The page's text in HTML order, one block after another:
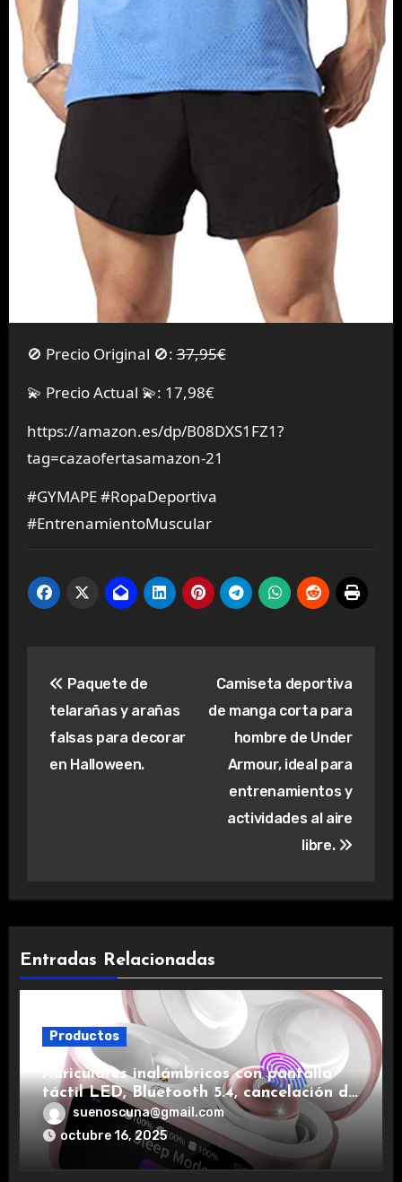
🚫 Precio Original 🚫:37,95€
💫 Precio Actual 💫: 17,98€
https://amazon.es/dp/B08DXS1FZ1?
tag=cazaofertasamazon-21
#GYMAPE #RopaDeportiva
#EntrenamientoMuscular
de
entradas
Paquete de
telarañas y arañas
falsas para decorar
en Halloween.
Camiseta deportiva
de manga corta para
hombre de Under
Armour, ideal para
entrenamientos y
actividades al aire
libre.
Entradas Relacionadas
Productos
Auriculares inalámbricos con pantalla
táctil LED, Bluetooth 5.4, cancelación de
ruido, impermeables y de larga duración.
suenoscuna@gmail.com
octubre 16, 2025